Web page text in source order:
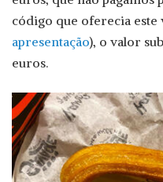
código que oferecia
apresentação), o valor
euros.